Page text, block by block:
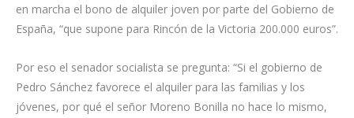
en marcha el bono de alquiler joven por parte del Gobierno de
España, “que supone para Rincón de la Victoria 200.000 euros”.
Por eso el senador socialista se pregunta: “Si el gobierno de
Pedro Sánchez favorece el alquiler para las familias y los
jóvenes, por qué el señor Moreno Bonilla no hace lo mismo,